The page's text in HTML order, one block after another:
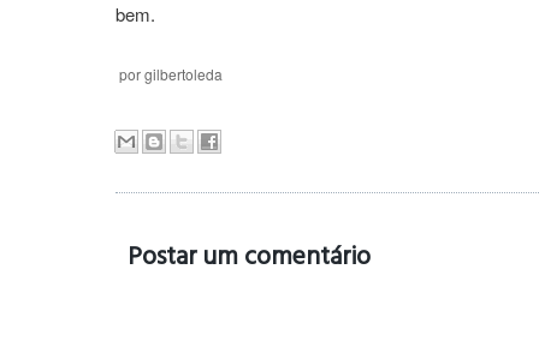
bem.
porgilbertoleda
Postar um comentário